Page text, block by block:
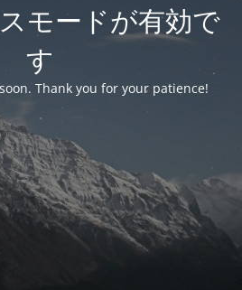
モードが有効で
す
Thank you for your patience!